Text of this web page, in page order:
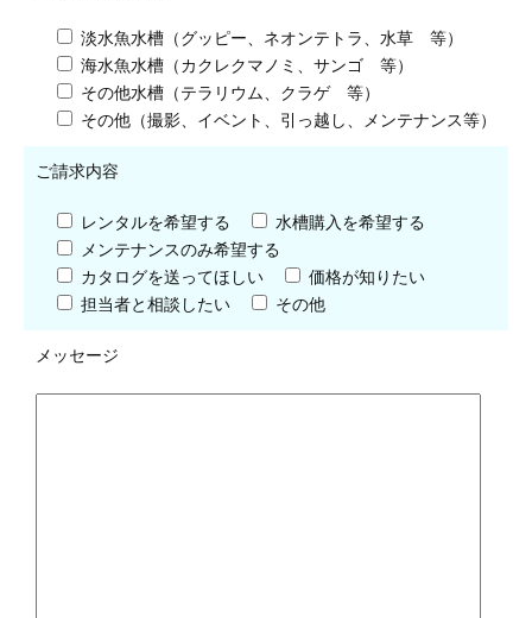
淡水魚水槽（グッピー、ネオンテトラ、水草 等）
海水魚水槽（カクレクマノミ、サンゴ 等）
その他水槽（テラリウム、クラゲ 等）
その他（撮影、イベント、引っ越し、メンテナンス等）
ご請求内容
レンタルを希望する
水槽購入を希望する
メンテナンスのみ希望する
カタログを送ってほしい
価格が知りたい
担当者と相談したい
その他
メッセージ